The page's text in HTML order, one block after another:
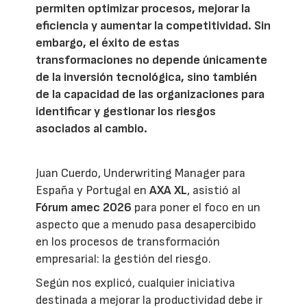
permiten optimizar procesos, mejorar la
eficiencia y aumentar la competitividad. Sin
embargo, el éxito de estas
transformaciones no depende únicamente
de la inversión tecnológica, sino también
de la capacidad de las organizaciones para
identificar y gestionar los riesgos
asociados al cambio.
Juan Cuerdo, Underwriting Manager para
España y Portugal enAXA XL, asistió al
Fórum amec 2026 para poner el foco en un
aspecto que a menudo pasa desapercibido
en los procesos de transformación
empresarial: la gestión del riesgo.
Según nos explicó, cualquier iniciativa
destinada a mejorar la productividad debe ir